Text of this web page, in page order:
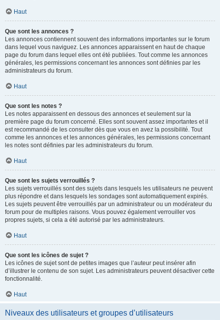
Haut
Que sont les annonces ?
Les annonces contiennent souvent des informations importantes sur le forum
dans lequel vous naviguez. Les annonces apparaissent en haut de chaque
page du forum dans lequel elles ont été publiées. Tout comme les annonces
générales, les permissions concernant les annonces sont définies par les
administrateurs du forum.
Haut
Que sont les notes ?
Les notes apparaissent en dessous des annonces et seulement sur la
première page du forum concerné. Elles sont souvent assez importantes et il
est recommandé de les consulter dès que vous en avez la possibilité. Tout
comme les annonces et les annonces générales, les permissions concernant
les notes sont définies par les administrateurs du forum.
Haut
Que sont les sujets verrouillés ?
Les sujets verrouillés sont des sujets dans lesquels les utilisateurs ne peuvent
plus répondre et dans lesquels les sondages sont automatiquement expirés.
Les sujets peuvent être verrouillés par un administrateur ou un modérateur du
forum pour de multiples raisons. Vous pouvez également verrouiller vos
propres sujets, si cela a été autorisé par les administrateurs.
Haut
Que sont les icônes de sujet ?
Les icônes de sujet sont de petites images que l’auteur peut insérer afin
d’illustrer le contenu de son sujet. Les administrateurs peuvent désactiver cette
fonctionnalité.
Haut
Niveaux des utilisateurs et groupes d’utilisateurs